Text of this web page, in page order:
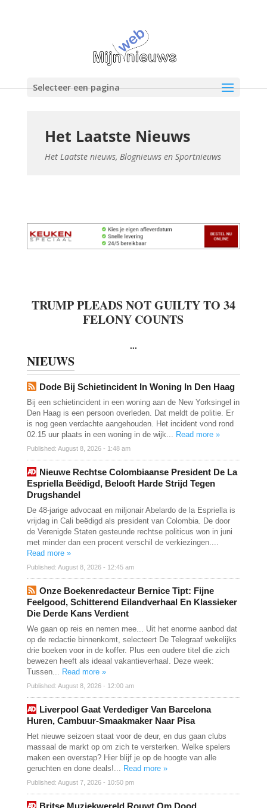
Selecteer een pagina
Het Laatste Nieuws
Het Laatste nieuws, Blognieuws en Sportnieuws
TRUMP PLEADS NOT GUILTY TO 34
FELONY COUNTS
...
NIEUWS
Dode Bij Schietincident In Woning In Den Haag
Bij een schietincident in een woning aan de New Yorksingel in
Den Haag is een persoon overleden. Dat meldt de politie. Er
is nog geen verdachte aangehouden. Het incident vond rond
02.15 uur plaats in een woning in de wijk...
Read more »
Published: August 8, 2026 - 1:48 am
Nieuwe Rechtse Colombiaanse President De La
Espriella Beëdigd, Belooft Harde Strijd Tegen
Drugshandel
De 48-jarige advocaat en miljonair Abelardo de la Espriella is
vrijdag in Cali beëdigd als president van Colombia. De door
de Verenigde Staten gesteunde rechtse politicus won in juni
met minder dan een procent verschil de verkiezingen....
Read more »
Published: August 8, 2026 - 12:45 am
Onze Boekenredacteur Bernice Tipt: Fijne
Feelgood, Schitterend Eilandverhaal En Klassieker
Die Derde Kans Verdient
We gaan op reis en nemen mee... Uit het enorme aanbod dat
op de redactie binnenkomt, selecteert De Telegraaf wekelijks
drie boeken voor in de koffer. Plus een oudere titel die zich
bewezen heeft als ideaal vakantieverhaal. Deze week:
Tussen...
Read more »
Published: August 8, 2026 - 12:00 am
Liverpool Gaat Verdediger Van Barcelona
Huren, Cambuur-Smaakmaker Naar Pisa
Het nieuwe seizoen staat voor de deur, en dus gaan clubs
massaal de markt op om zich te versterken. Welke spelers
maken een overstap? Hier blijf je op de hoogte van alle
geruchten en done deals!...
Read more »
Published: August 7, 2026 - 10:50 pm